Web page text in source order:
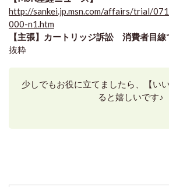
http://sankei.jp.msn.com/affairs/trial/
000-n1.htm
【主張】カートリッジ訴訟 消費者目線
抜粋
少しでもお役に立てましたら、【い
ると嬉しいです♪